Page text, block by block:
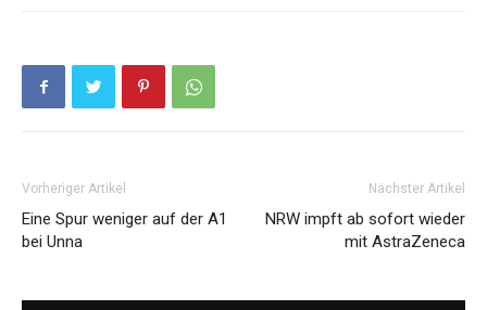
Vorheriger Artikel
Eine Spur weniger auf der A1
bei Unna
Nächster Artikel
NRW impft ab sofort wieder
mit AstraZeneca